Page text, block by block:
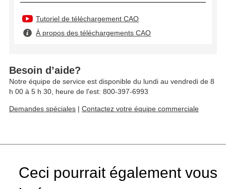
Tutoriel de téléchargement CAO
À propos des téléchargements CAO
Besoin d’aide?
Notre équipe de service est disponible du lundi au vendredi de 8
h 00 à 5 h 30, heure de l'est: 800-397-6993
Demandes spéciales | Contactez votre équipe commerciale
Ceci pourrait également vous